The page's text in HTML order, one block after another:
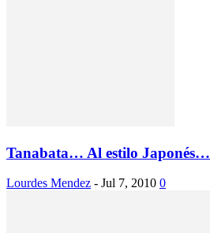
Tanabata… Al estilo Japonés…
Lourdes Mendez - Jul 7, 2010 0